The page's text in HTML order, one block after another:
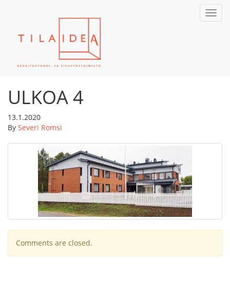
ULKOA 4
13.1.2020
By Severi Romsi
Comments are closed.